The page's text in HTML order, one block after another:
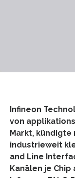
Infineon
von
Markt, kündigte
industrieweit
and Line
Kanälen je Chip